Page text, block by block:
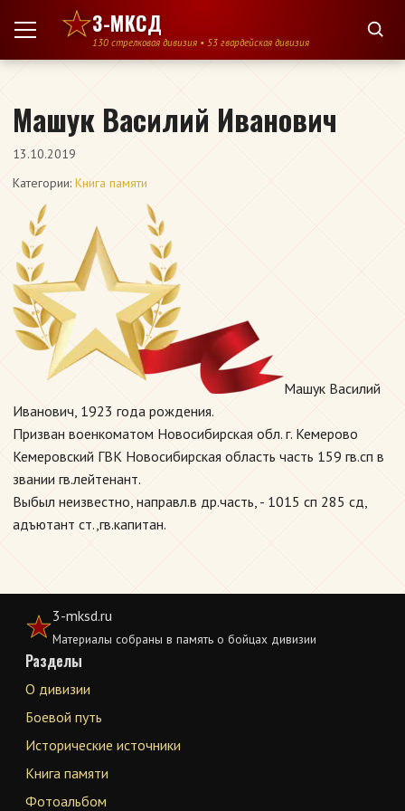
Перейти к содержимому
3-МКСД
130 стрелковая дивизия • 53 гвардейская дивизия
Машук Василий Иванович
13.10.2019
Категории: Книга памяти
Машук Василий
Иванович, 1923 года рождения.
Призван военкоматом Новосибирская обл. г. Кемерово
Кемеровский ГВК Новосибирская область часть 159 гв.сп в
звании гв.лейтенант.
Выбыл неизвестно, направл.в др.часть, - 1015 сп 285 сд,
адъютант ст.,гв.капитан.
3-mksd.ru
Материалы собраны в память о бойцах дивизии
Разделы
О дивизии
Боевой путь
Исторические источники
Книга памяти
Фотоальбом